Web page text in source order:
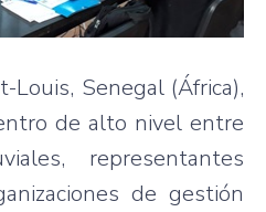
Louis, Senegal (África),
de alto nivel entre
representantes
de gestión